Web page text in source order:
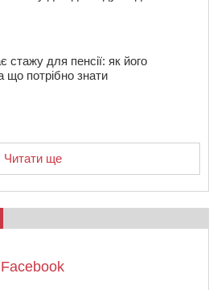
стажу для пенсії: як його
що потрібно знати
Читати ще